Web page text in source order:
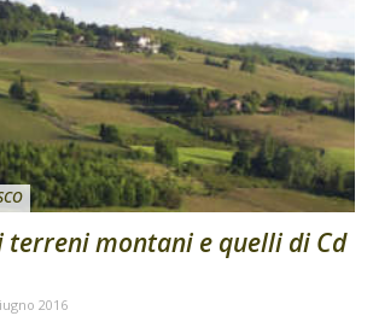
terreni montani e quelli di Cd
2016